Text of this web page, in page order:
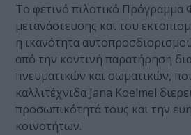
To φετινό πιλοτικό Πρόγραµµα
µετανάστευσης και του
η ικανότητα
από την κοντινή παρατήρηση
πνευµατικών και σωµατικών,
καλλιτέχνιδα Jana Koelmel
προσωπικότητά τους και την
κοινοτήτων.